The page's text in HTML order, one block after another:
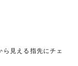
ら見える指先にチェ